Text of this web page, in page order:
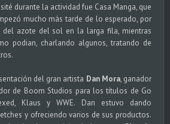
durante la actividad fue Casa Manga, que
mucho más tarde de lo esperado, por
del azote del sol en la larga fila, mientras
podian, charlando algunos, tratando de
del gran artista Dan Mora, ganador
de Boom Studios para los títulos de Go
Klaus y WWE. Dan estuvo dando
y ofreciendo varios de sus productos.